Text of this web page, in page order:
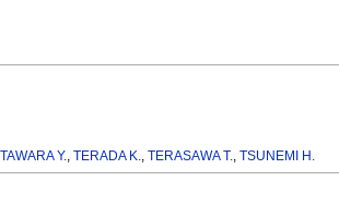
TAWARA Y.,TERADA K.,TERASAWA T.,TSUNEMI H.